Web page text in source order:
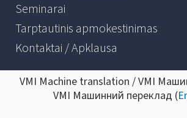
Seminarai
Tarptautinis apmokestinimas
Kontaktai / Apklausa
VMI Machine translation / VMI
VMI Машинний переклад (